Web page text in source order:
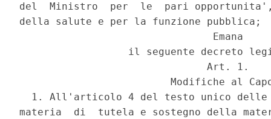
del  Ministro  per  le  pari
della salute e per la funzione pubblica;
                                Emana
il seguente decreto
                               Art. 1.
Modifiche al
1. All'articolo 4 del testo unico
materia  di  tutela e sostegno della